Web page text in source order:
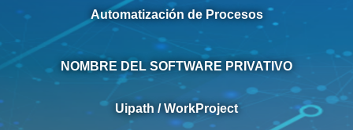
Automatización de Procesos
NOMBRE DEL SOFTWARE PRIVATIVO
Uipath / WorkProject